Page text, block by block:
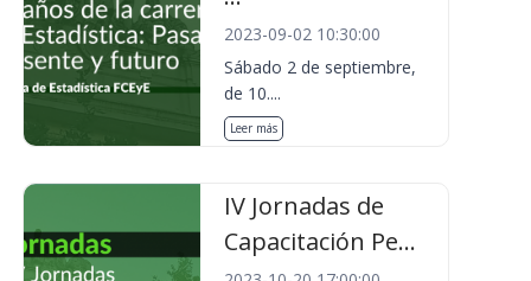
2023-09-02 10:30:00
Sábado 2 de septiembre,
de 10....
Leer más
IV Jornadas de
Capacitación Pe...